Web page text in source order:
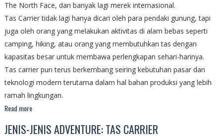
The North Face, dan banyak lagi merek internasional.
Tas Carrier tidak lagi hanya dicari oleh para pendaki gunung, tapi
juga oleh orang yang melakukan aktivitas di alam bebas seperti
camping, hiking, atau orang yang membutuhkan tas dengan
kapasitas besar untuk membawa perlengkapan sehari-harinya.
Tas carrier pun terus berkembang seiring kebutuhan pasar dan
teknologi modern terutama dalam hal bahan produksi yang lebih
ramah lingkungan.
Read more
JENIS-JENIS ADVENTURE: TAS CARRIER